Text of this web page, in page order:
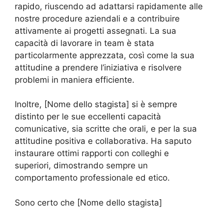
rapido, riuscendo ad adattarsi rapidamente alle
nostre procedure aziendali e a contribuire
attivamente ai progetti assegnati. La sua
capacità di lavorare in team è stata
particolarmente apprezzata, così come la sua
attitudine a prendere l’iniziativa e risolvere
problemi in maniera efficiente.
Inoltre, [Nome dello stagista] si è sempre
distinto per le sue eccellenti capacità
comunicative, sia scritte che orali, e per la sua
attitudine positiva e collaborativa. Ha saputo
instaurare ottimi rapporti con colleghi e
superiori, dimostrando sempre un
comportamento professionale ed etico.
Sono certo che [Nome dello stagista]